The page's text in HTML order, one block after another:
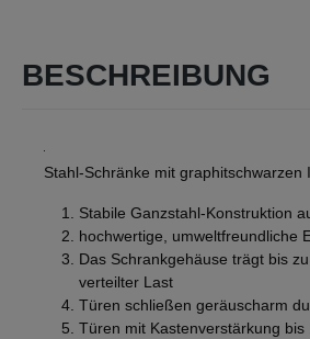
BESCHREIBUNG
Stahl-Schränke mit graphitschwarzen
Stabile Ganzstahl-Konstruktion
hochwertige, umweltfreundliche
Das Schrankgehäuse trägt bis
verteilter Last
Türen schließen geräuscharm
Türen mit Kastenverstärkung